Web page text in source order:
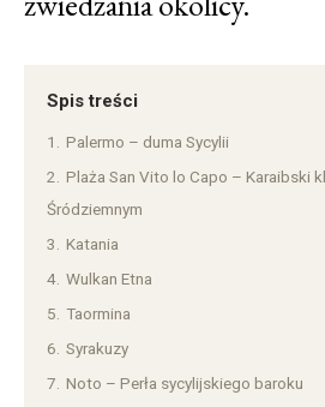
Spis treści
1.
Palermo – duma Sycylii
2.
Plaża San Vito lo Capo – Karaibski
Śródziemnym
3.
Katania
4. Wulkan Etna
5. Taormina
6. Syrakuzy
7. Noto – Perła sycylijskiego baroku